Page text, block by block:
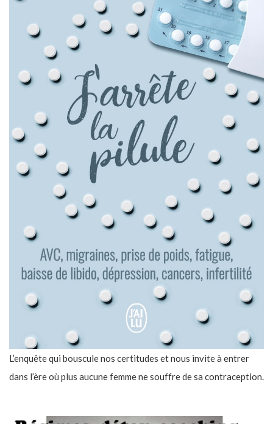
L’enquête qui bouscule nos certitudes et nous invite à entrer
dans l’ère où plus aucune femme ne souffre de sa contraception.